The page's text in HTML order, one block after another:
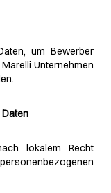
um Bewerber
Unternehmen
lokalem Recht